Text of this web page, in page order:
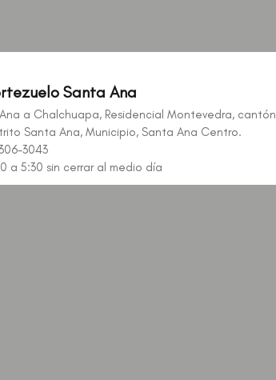
Santa Ana
a Chalchuapa, Residencial Montevedra, cantón
Santa Ana, Municipio, Santa Ana Centro.
3043
a 5:30 sin cerrar al medio día